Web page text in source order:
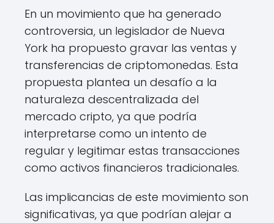
En un movimiento que ha generado
controversia, un legislador de Nueva
York ha propuesto gravar las ventas y
transferencias de criptomonedas. Esta
propuesta plantea un desafío a la
naturaleza descentralizada del
mercado cripto, ya que podría
interpretarse como un intento de
regular y legitimar estas transacciones
como activos financieros tradicionales.
Las implicancias de este movimiento son
significativas, ya que podrían alejar a